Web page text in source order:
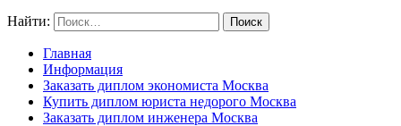
Найти:
Главная
Информация
Заказать диплом экономиста Москва
Купить диплом юриста недорого Москва
Заказать диплом инженера Москва